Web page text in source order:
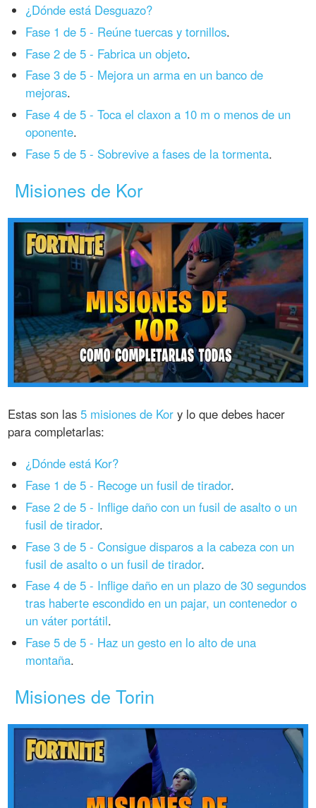
¿Dónde está Desguazo?
Fase 1 de 5 - Reúne tuercas y tornillos.
Fase 2 de 5 - Fabrica un objeto.
Fase 3 de 5 - Mejora un arma en un banco de
mejoras.
Fase 4 de 5 - Toca el claxon a 10 m o menos de un
oponente.
Fase 5 de 5 - Sobrevive a fases de la tormenta.
Misiones de Kor
Estas son las5 misiones de Kor y lo que debes hacer
para completarlas:
¿Dónde está Kor?
Fase 1 de 5 - Recoge un fusil de tirador.
Fase 2 de 5 - Inflige daño con un fusil de asalto o un
fusil de tirador.
Fase 3 de 5 - Consigue disparos a la cabeza con un
fusil de asalto o un fusil de tirador.
Fase 4 de 5 - Inflige daño en un plazo de 30 segundos
tras haberte escondido en un pajar, un contenedor o
un váter portátil.
Fase 5 de 5 - Haz un gesto en lo alto de una
montaña.
Misiones de Torin